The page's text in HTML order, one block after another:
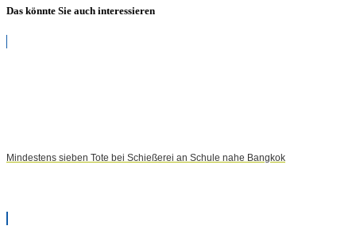
Das könnte Sie auch interessieren
Mindestens sieben Tote bei Schießerei an Schule nahe Bangkok